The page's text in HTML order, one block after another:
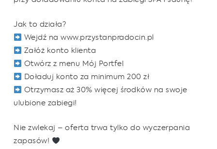
Jak to działa?
Wejdź na www.przystanpradocin.pl
Załóż konto klienta
Otwórz z menu Mój Portfel
Doładuj konto za minimum 200 zł
Otrzymasz aż 30% więcej środków na swoje
ulubione zabiegi!
Nie zwlekaj – oferta trwa tylko do wyczerpania
zapasów!